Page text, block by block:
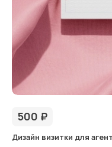
500 ₽
Дизайн визитки для